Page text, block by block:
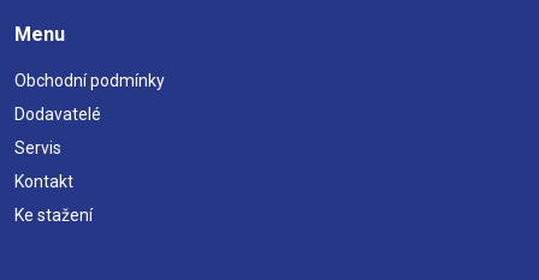
Menu
Obchodní podmínky
Dodavatelé
Servis
Kontakt
Ke stažení